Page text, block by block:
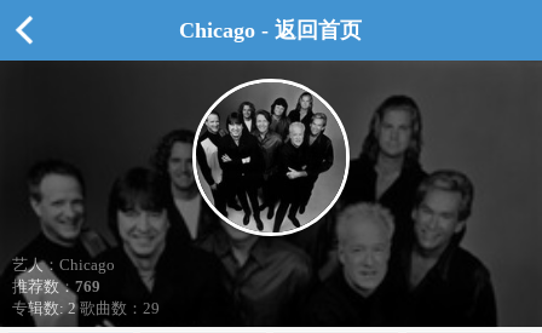
Chicago - 返回首页
艺人：Chicago
推荐数：769
专辑数: 2 歌曲数：29